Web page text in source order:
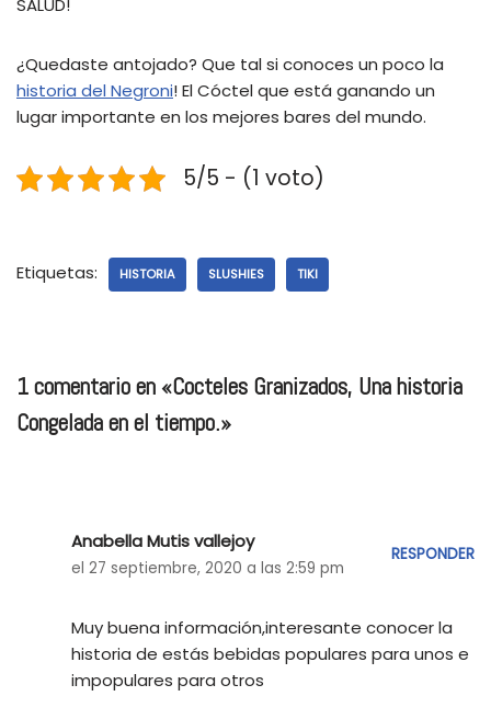
SALUD!
¿Quedaste antojado? Que tal si conoces un poco la
historia del Negroni! El Cóctel que está ganando un
lugar importante en los mejores bares del mundo.
5/5 - (1 voto)
Etiquetas: HISTORIA SLUSHIES TIKI
1 comentario en «Cocteles Granizados, Una historia
Congelada en el tiempo.»
Anabella Mutis vallejoy
el 27 septiembre, 2020 a las 2:59 pm
RESPONDER
Muy buena información,interesante conocer la
historia de estás bebidas populares para unos e
impopulares para otros